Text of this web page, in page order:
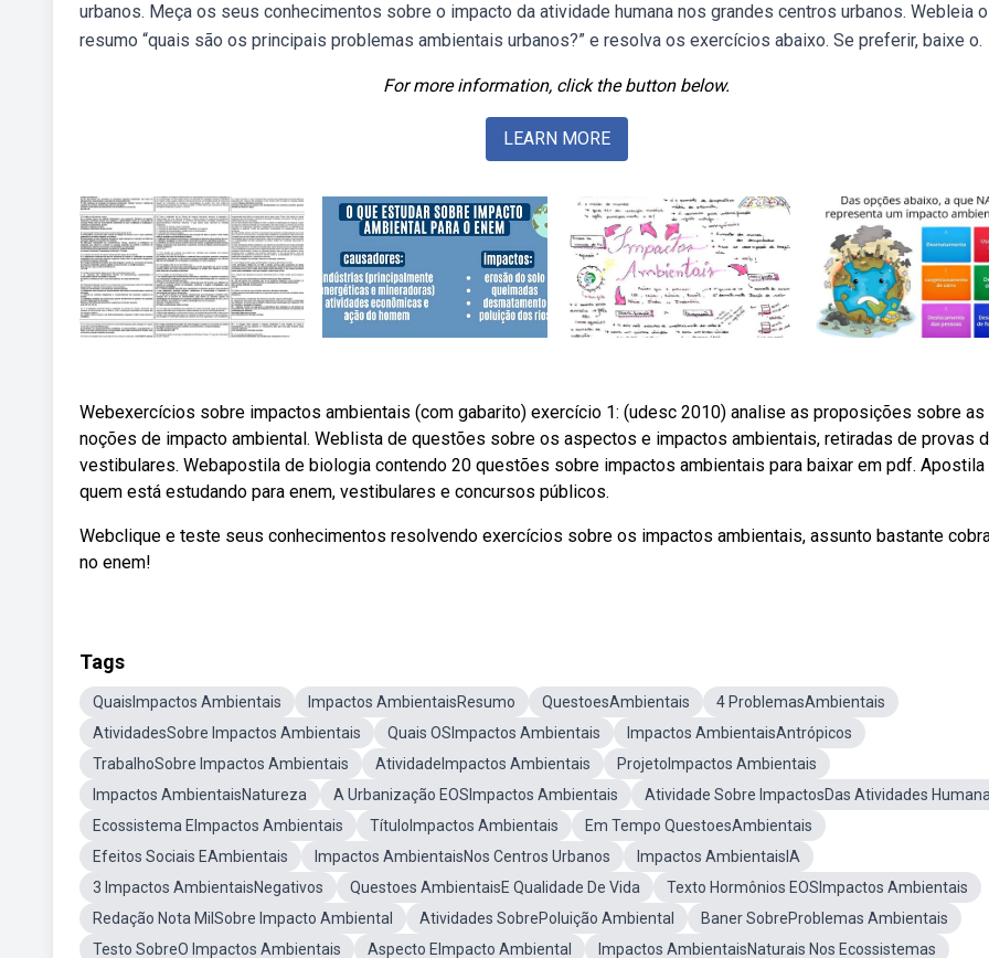
urbanos. Meça os seus conhecimentos sobre o impacto da atividade humana nos grandes centros urbanos. Webleia o
resumo “quais são os principais problemas ambientais urbanos?” e resolva os exercícios abaixo. Se preferir, baixe o.
For more information, click the button below.
LEARN MORE
Webexercícios sobre impactos ambientais (com gabarito) exercício 1: (udesc 2010) analise as proposições sobre as
noções de impacto ambiental. Weblista de questões sobre os aspectos e impactos ambientais, retiradas de provas
vestibulares. Webapostila de biologia contendo 20 questões sobre impactos ambientais para baixar em pdf. Apostila
quem está estudando para enem, vestibulares e concursos públicos.
Webclique e teste seus conhecimentos resolvendo exercícios sobre os impactos ambientais, assunto bastante
no enem!
Tags
QuaisImpactos Ambientais Impactos AmbientaisResumo QuestoesAmbientais
4 ProblemasAmbientais
AtividadesSobre Impactos Ambientais
Quais OSImpactos Ambientais
Impactos AmbientaisAntrópicos
TrabalhoSobre Impactos Ambientais
AtividadeImpactos Ambientais
ProjetoImpactos Ambientais
Impactos AmbientaisNatureza
A Urbanização EOSImpactos Ambientais
Atividade Sobre ImpactosDas Atividades
Ecossistema EImpactos Ambientais
TítuloImpactos Ambientais
Em Tempo QuestoesAmbientais
Efeitos Sociais EAmbientais
Impactos AmbientaisNos Centros Urbanos
Impactos AmbientaisIA
3 Impactos AmbientaisNegativos
Questoes AmbientaisE Qualidade De Vida
Texto Hormônios EOSImpactos Ambientais
Redação Nota MilSobre Impacto Ambiental
Atividades SobrePoluição Ambiental
Baner SobreProblemas Ambientais
Testo SobreO Impactos Ambientais
Aspecto EImpacto Ambiental
Impactos AmbientaisNaturais Nos Ecossistemas